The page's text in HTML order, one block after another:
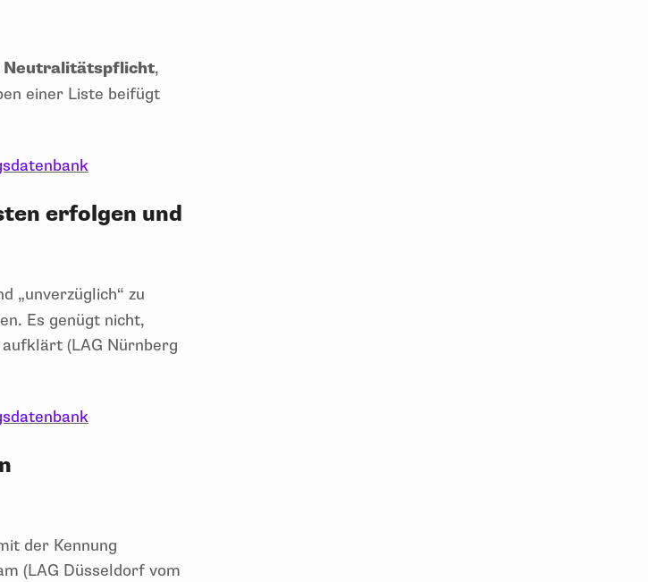
Neutralitätspflicht,
einer Liste beifügt
erfolgen und
„unverzüglich“ zu
Es genügt nicht,
(LAG Nürnberg
der Kennung
(LAG Düsseldorf vom